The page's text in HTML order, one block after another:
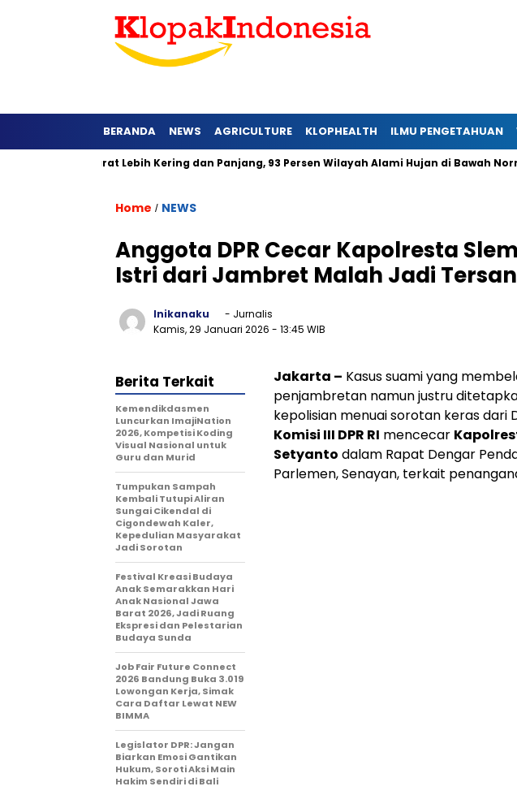
BERANDA NEWS AGRICULTURE KLOPHEALTH ILMU PENGETAHUAN
di Jawa Barat Lebih Kering dan Panjang, 93 Persen Wilayah Alami Hujan di Bawah Normal
Home / NEWS
Anggota DPR Cecar Kapolresta
Istri dari Jambret Malah Jadi
Inikanaku
- Jurnalis
Kamis, 29 Januari 2026 - 13:45 WIB
Jakarta – Kasus suami yang
penjambretan namun justru
kepolisian menuai sorotan keras dari
Komisi III DPR RI mencecar
Setyanto dalam Rapat Dengar
Parlemen, Senayan, terkait
Berita Terkait
Kemendikdasmen
Luncurkan ImajiNation
2026, Kompetisi Koding
Visual Nasional untuk
Guru dan Murid
Tumpukan Sampah
Kembali Tutupi Aliran
Sungai Cikendal di
Cigondewah Kaler,
Kepedulian Masyarakat
Jadi Sorotan
Festival Kreasi Budaya
Anak Semarakkan Hari
Anak Nasional Jawa
Barat 2026, Jadi Ruang
Ekspresi dan Pelestarian
Budaya Sunda
Job Fair Future Connect
2026 Bandung Buka 3.019
Lowongan Kerja, Simak
Cara Daftar Lewat NEW
BIMMA
Legislator DPR: Jangan
Biarkan Emosi Gantikan
Hukum, Soroti Aksi Main
Hakim Sendiri di Bali